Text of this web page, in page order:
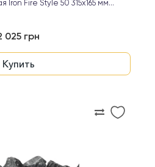
Iron Fire Style 50 315х165 мм...
025 грн
Купить